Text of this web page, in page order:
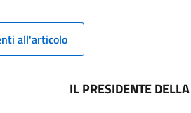
all'articolo
IL PRESIDENTE